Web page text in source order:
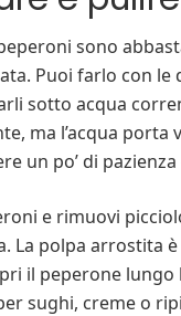
sono
Puoi farlo con le
sotto acqua
ma l’acqua
un po’ di
e rimuovi
La polpa arrostita
il peperone lungo
sughi, creme o